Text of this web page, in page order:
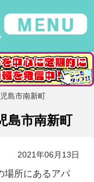
島市南新町
島市南新町
2021年06月13日
場所にあるアパ